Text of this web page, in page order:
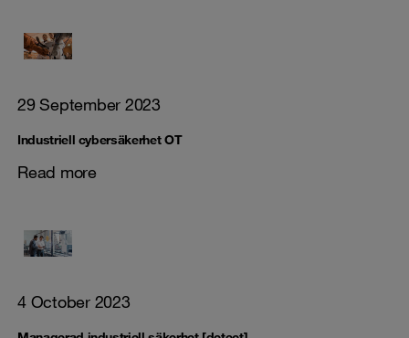
29 September 2023
Industriell cybersäkerhet OT
Read more
4 October 2023